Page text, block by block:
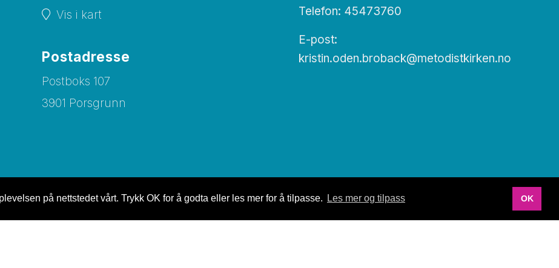
på nettstedet vårt. Trykk OK for å godta eller les mer for å tilpasse. Les mer og tilpass OK
Vis i kart
Postadresse
Postboks 107
3901 Porsgrunn
Telefon: 45473760
E-post:
kristin.oden.broback@metodistkirken.no